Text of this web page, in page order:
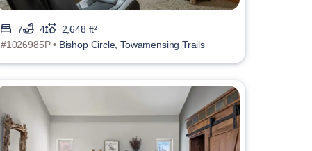
7 4
2,648 ft²
#1026985P • Bishop Circle, Towamensing Trails